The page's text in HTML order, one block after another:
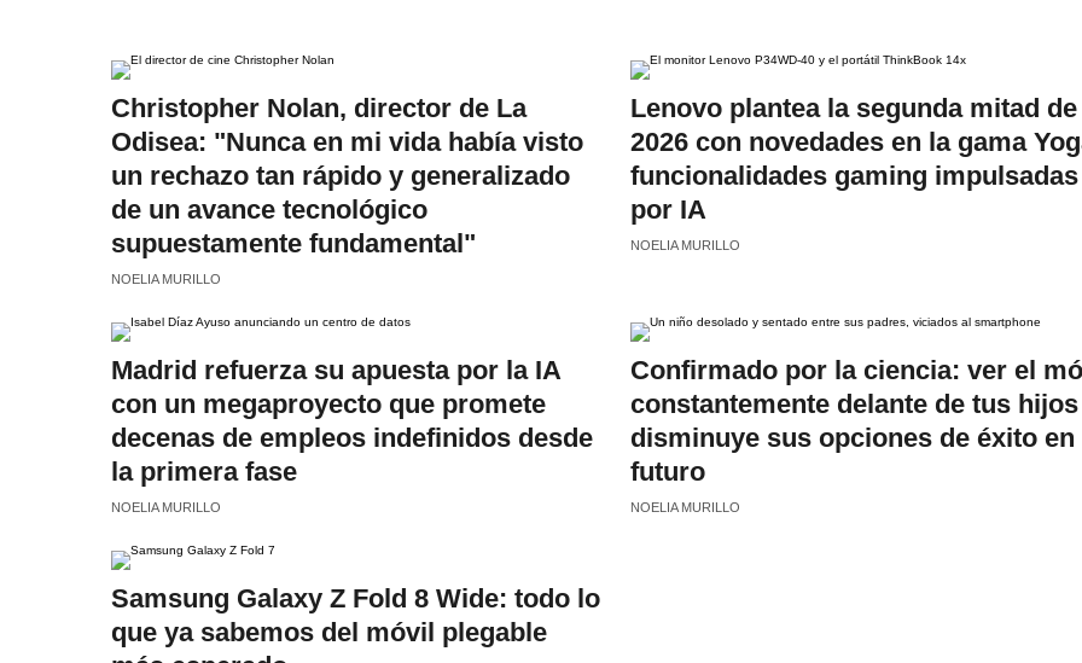
Christopher Nolan, director de La
Odisea: "Nunca en mi vida había visto
un rechazo tan rápido y generalizado
de un avance tecnológico
supuestamente fundamental"
NOELIA MURILLO
Lenovo plantea la segunda mitad de
2026 con novedades en la gama
funcionalidades gaming impulsadas
por IA
NOELIA MURILLO
Madrid refuerza su apuesta por la IA
con un megaproyecto que promete
decenas de empleos indefinidos desde
la primera fase
NOELIA MURILLO
Confirmado por la ciencia: ver el
constantemente delante de tus hijos
disminuye sus opciones de éxito en
futuro
NOELIA MURILLO
Samsung Galaxy Z Fold 8 Wide: todo lo
que ya sabemos del móvil plegable